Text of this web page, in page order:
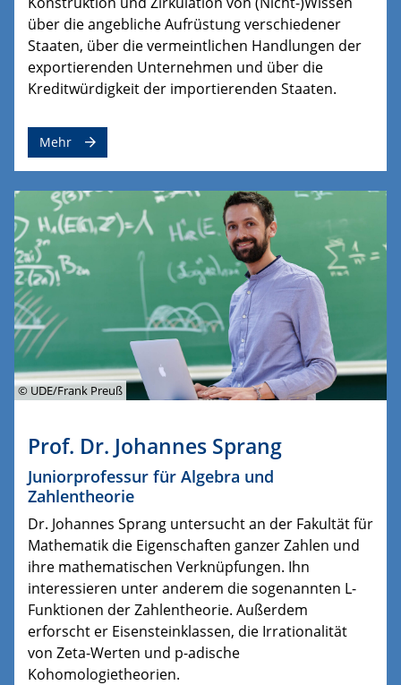
über die angebliche Aufrüstung verschiedener
Staaten, über die vermeintlichen Handlungen der
exportierenden Unternehmen und über die
Kreditwürdigkeit der importierenden Staaten.
Mehr
© UDE/Frank Preuß
Prof. Dr. Johannes Sprang
Juniorprofessur für Algebra und
Zahlentheorie
Dr. Johannes Sprang untersucht an der Fakultät für
Mathematik die Eigenschaften ganzer Zahlen und
ihre mathematischen Verknüpfungen. Ihn
interessieren unter anderem die sogenannten L-
Funktionen der Zahlentheorie. Außerdem
erforscht er Eisensteinklassen, die Irrationalität
von Zeta-Werten und p-adische
Kohomologietheorien.